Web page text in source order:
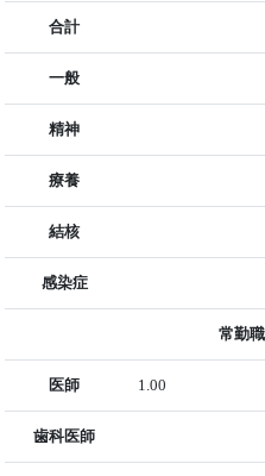
合計
一般
精神
療養
結核
感染症
常勤
医師 1.00
歯科医師